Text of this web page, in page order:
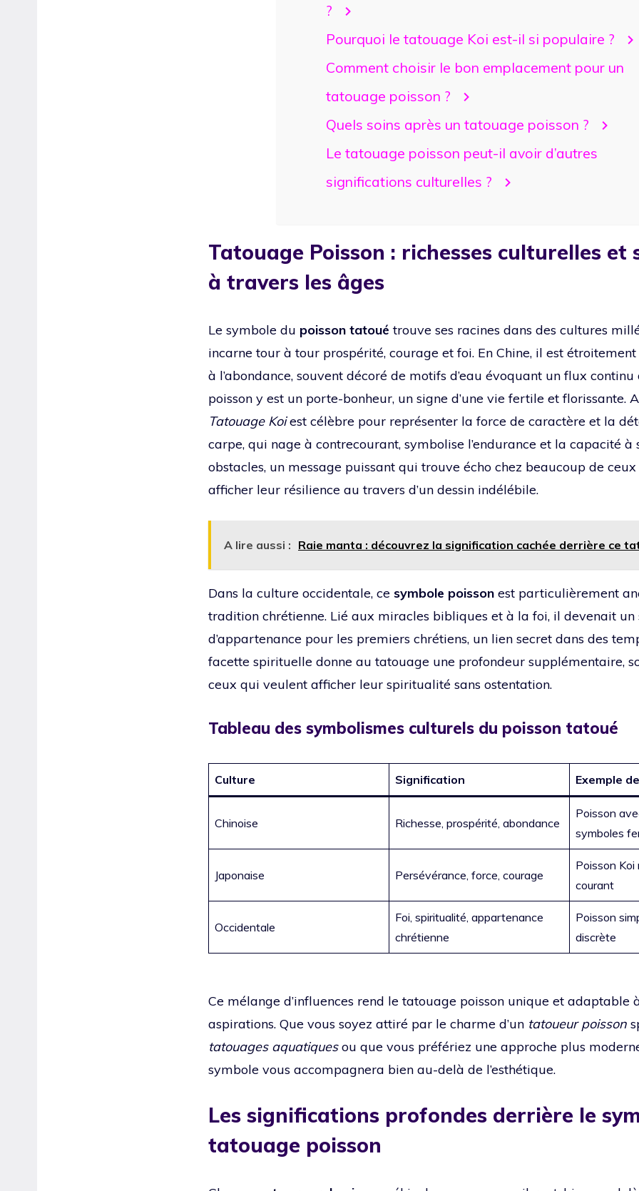
?
Pourquoi le tatouage Koi est-il si populaire ?
Comment choisir le bon emplacement pour un
tatouage poisson ?
Quels soins après un tatouage poisson ?
Le tatouage poisson peut-il avoir d’autres
significations culturelles ?
Tatouage Poisson : richesses culturelles
à travers les âges
Le symbole du poisson tatoué trouve ses racines dans des cultures
incarne tour à tour prospérité, courage et foi. En Chine, il est
à l’abondance, souvent décoré de motifs d’eau évoquant un flux continu
poisson y est un porte-bonheur, un signe d’une vie fertile et florissante.
Tatouage Koiest célèbre pour représenter la force de caractère et la
carpe, qui nage à contrecourant, symbolise l’endurance et la capacité à
obstacles, un message puissant qui trouve écho chez beaucoup de
afficher leur résilience au travers d’un dessin indélébile.
A lire aussi : Raie manta : découvrez la signification cachée derrière ce
Dans la culture occidentale, ce symbole poisson est particulièrement
tradition chrétienne. Lié aux miracles bibliques et à la foi, il devenait un
d’appartenance pour les premiers chrétiens, un lien secret dans des
facette spirituelle donne au tatouage une profondeur supplémentaire,
ceux qui veulent afficher leur spiritualité sans ostentation.
Tableau des symbolismes culturels du poisson tatoué
Culture Signification Exemple
Chinoise Richesse, prospérité, abondance
Poisson
symboles
Japonaise Persévérance, force, courage
Poisson
courant
Occidentale
Foi, spiritualité, appartenance
chrétienne
Poisson
discrète
Ce mélange d’influences rend le tatouage poisson unique et adaptable
aspirations. Que vous soyez attiré par le charme d’un tatoueur poisson
tatouages aquatiquesou que vous préfériez une approche plus
symbole vous accompagnera bien au-delà de l’esthétique.
Les significations profondes derrière le
tatouage poisson